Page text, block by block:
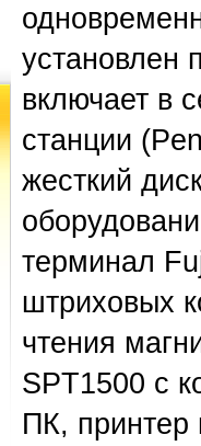
установлен
включает в
станции
жесткий
терминал
штриховых
чтения
SPT1500 с
ПК, принтер